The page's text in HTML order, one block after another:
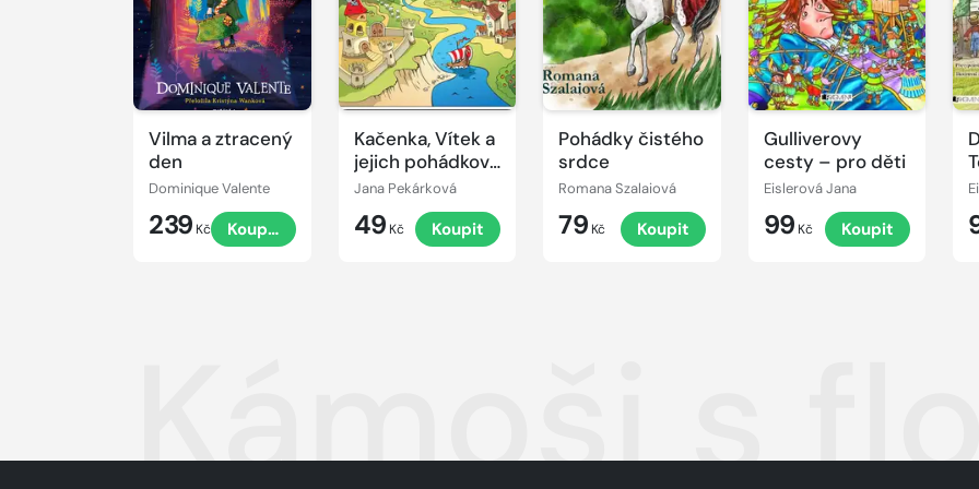
Vilma a ztracený
den
Dominique Valente
239 Kč Koupit
Kačenka, Vítek a
jejich pohádkové
dobrodružství
Jana Pekárková
49 Kč Koupit
Pohádky čistého
srdce
Romana Szalaiová
79 Kč Koupit
Gulliverovy
cesty – pro děti
Eislerová Jana
99 Kč Koupit
Kámoši s